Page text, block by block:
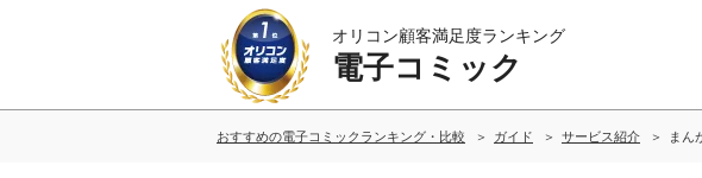
オリコン顧客満足度ランキング
電子コミック
おすすめの電子コミックランキング・比較 ガイド サービス紹介 まん